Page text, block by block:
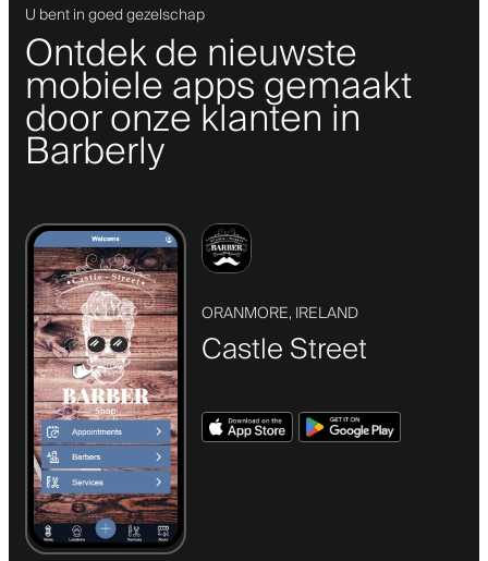
U bent in goed gezelschap
Ontdek de nieuwste
mobiele apps gemaakt
door onze klanten in
Barberly
ORANMORE, IRELAND
Castle Street